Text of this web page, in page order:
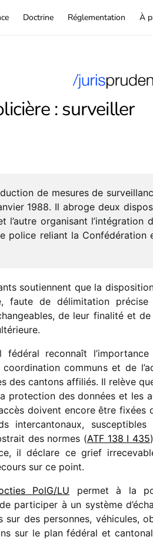
Doctrine Réglementation À
: surveiller
de mesures de
1988. Il abroge deux
l’autre orga­ni­sant l’intégration
police reliant la Confédération
soutiennent que la
faute de déli­mi­ta­tion précise
de leur fina­lité et
fédé­ral recon­naît l’importance
communs et de
des cantons affi­liés. Il relève
protec­tion des données et les
doivent encore être fixées
inter­can­to­naux, suscep­tibles
des normes (ATF 138 I 435
il déclare ce grief
sur ce point.
PolG/​LU permet à la
parti­ci­per à un système
sur des personnes, véhi­cules,
sur le plan fédé­ral et